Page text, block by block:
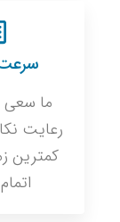
ما سعی
رعایت
کمترین